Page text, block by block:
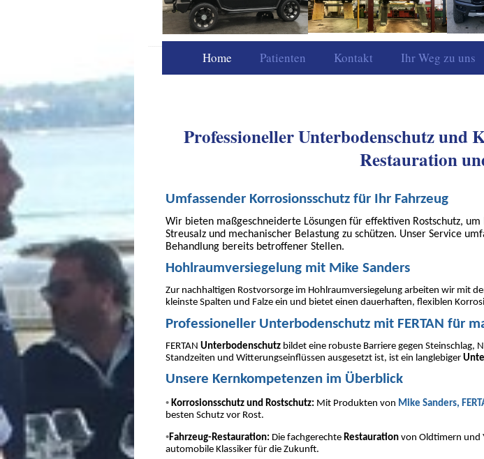
Home Patienten Kontakt Ihr Weg zu uns
Autopartner I. Rosenfeld
Professioneller Unterbodenschutz und
Restauration
Umfassender Korrosionsschutz für Ihr Fahrzeug
Wir bieten maßgeschneiderte Lösungen für effektiven Rostschutz,
Streusalz und mechanischer Belastung zu schützen. Unser Service
Behandlung bereits betroffener Stellen.
Hohlraumversiegelung mit Mike Sanders
Zur nachhaltigen Rostvorsorge im Hohlraumversiegelung arbeiten wir mit
kleinste Spalten und Falze ein und bietet einen dauerhaften, flexiblen
Professioneller Unterbodenschutz mit FERTAN für
FERTAN Unterbodenschutz bildet eine robuste Barriere gegen Steinschlag,
Standzeiten und Witterungseinflüssen ausgesetzt ist, ist ein langlebiger
Unsere Kernkompetenzen im Überblick
• Korrosionsschutz und Rostschutz: Mit Produkten von Mike Sanders,
besten Schutz vor Rost.
•Fahrzeug-Restauration: Die fachgerechte Restauration von Oldtimern und
automobile Klassiker für die Zukunft.